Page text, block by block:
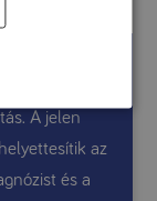
számára
A jelen
az
és a